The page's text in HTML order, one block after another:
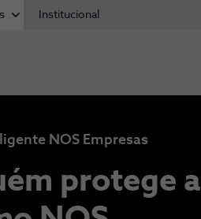
Institucional
NOS Empresas
protege a